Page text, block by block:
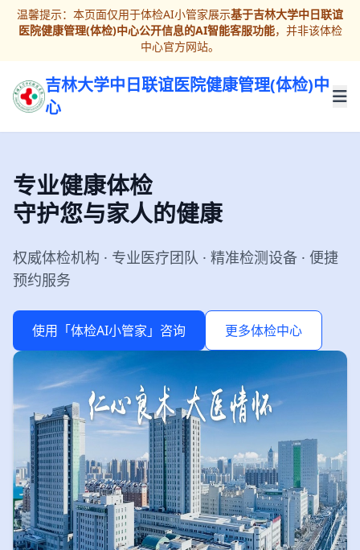
温馨提示：本页面仅用于体检AI小管家展示基于吉林大学中日联谊
医院健康管理(体检)中心公开信息的AI智能客服功能，并非该体检
中心官方网站。
吉林大学中日联谊医院健康管理(体检)中
心
专业健康体检
守护您与家人的健康
权威体检机构 · 专业医疗团队 · 精准检测设备 · 便捷
预约服务
使用「体检AI小管家」咨询 更多体检中心